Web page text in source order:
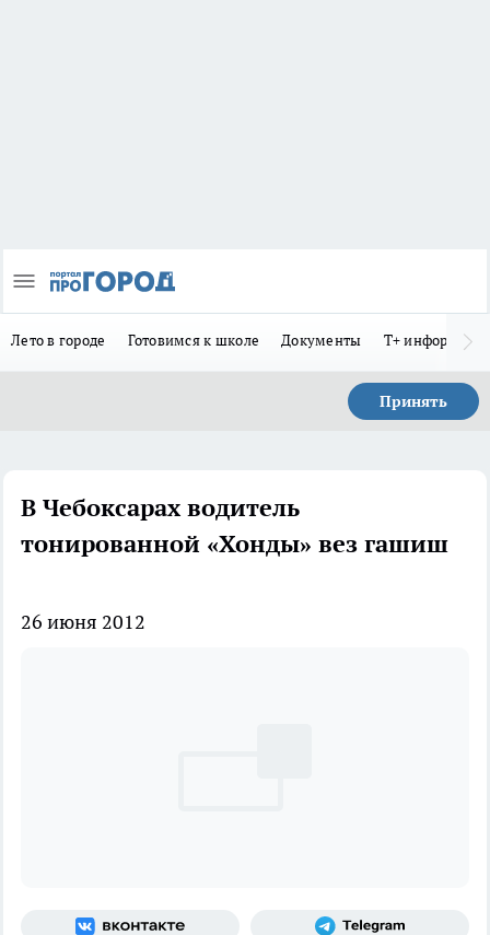
Лето в городе Готовимся к школе Документы Т+
Принять
В Чебоксарах водитель
тонированной «Хонды» вез гашиш
26 июня 2012